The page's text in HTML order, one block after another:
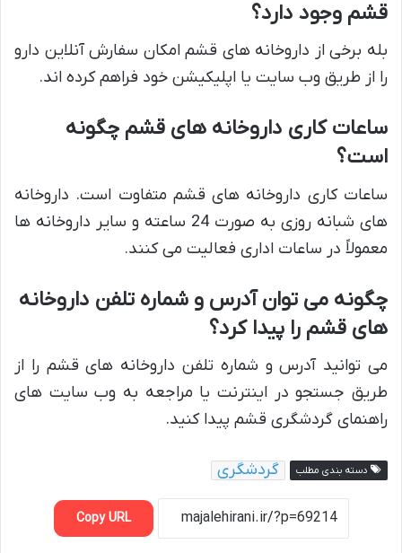
قشم وجود دارد؟
بله برخی از داروخانه های قشم امکان سفارش آنلاین دارو
را از طریق وب سایت یا اپلیکیشن خود فراهم کرده اند.
ساعات کاری داروخانه های قشم چگونه
است؟
ساعات کاری داروخانه های قشم متفاوت است. داروخانه
های شبانه روزی به صورت 24 ساعته و سایر داروخانه ها
معمولاً در ساعات اداری فعالیت می کنند.
چگونه می توان آدرس و شماره تلفن داروخانه
های قشم را پیدا کرد؟
می توانید آدرس و شماره تلفن داروخانه های قشم را از
طریق جستجو در اینترنت یا مراجعه به وب سایت های
راهنمای گردشگری قشم پیدا کنید.
دسته بندی مطلب گردشگری
Copy URL